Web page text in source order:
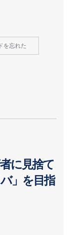
を忘れた
に見捨て
」を目指